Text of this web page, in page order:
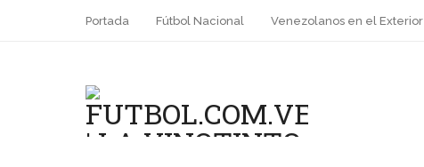
Portada Fútbol Nacional Venezolanos en el Exterior